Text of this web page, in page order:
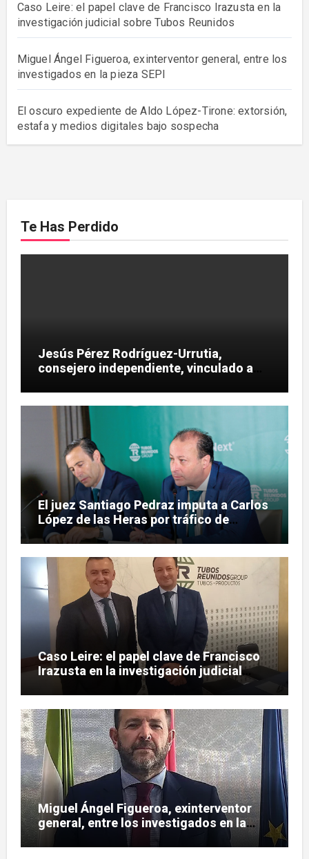
Caso Leire: el papel clave de Francisco Irazusta en la
investigación judicial sobre Tubos Reunidos
Miguel Ángel Figueroa, exinterventor general, entre los
investigados en la pieza SEPI
El oscuro expediente de Aldo López-Tirone: extorsión,
estafa y medios digitales bajo sospecha
Te Has Perdido
Jesús Pérez Rodríguez-Urrutia,
consejero independiente, vinculado a
Reunidos
El juez Santiago Pedraz imputa a Carlos
López de las Heras por tráfico de
influencias en el caso Leire
Caso Leire: el papel clave de Francisco
Irazusta en la investigación judicial
sobre Tubos Reunidos
Miguel Ángel Figueroa, exinterventor
general, entre los investigados en la
pieza SEPI